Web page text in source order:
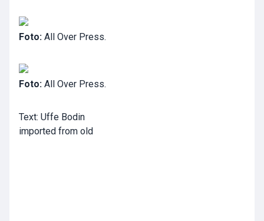
Foto: All Over Press.
Foto: All Over Press.
Text: Uffe Bodin
imported from old